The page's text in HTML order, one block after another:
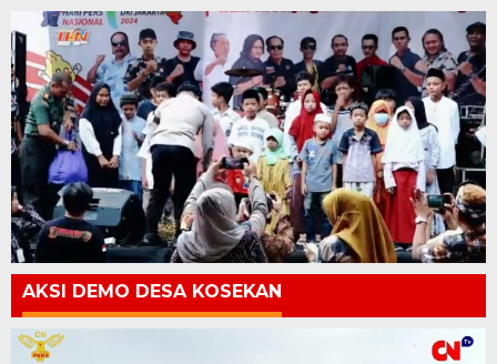
AKSI DEMO DESA KOSEKAN